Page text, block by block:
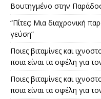
Βουτηγμένο στην
“Πίτες: Μια διαχρονική
γεύση”
Ποιες βιταμίνες και
ποια είναι τα οφέλη για
Ποιες βιταμίνες και
ποια είναι τα οφέλη για